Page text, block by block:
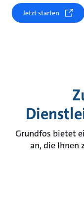
Jetzt starten
Grundfos bietet
an, die Ihnen